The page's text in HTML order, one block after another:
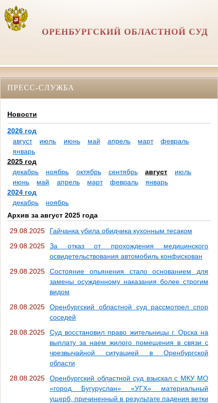
ОРЕНБУРГСКИЙ ОБЛАСТНОЙ СУД
ПРЕСС-СЛУЖБА
Новости
2026 год
август
июль июнь май апрель март
февраль
январь
2025 год
декабрь
ноябрь октябрь сентябрь август
июль
июнь
май апрель март февраль
январь
2024 год
декабрь
ноябрь
Архив за август 2025 года
29.08.2025
Гайчанка убила обидчика кухонным тесаком
29.08.2025
За отказ от прохождения медицинского
освидетельствования автомобиль конфискован
29.08.2025
Состояние опьянения стало основанием для
замены осужденному наказания более строгим
видом
28.08.2025
Оренбургский областной суд рассмотрел спор
соседей
28.08.2025
Суд восстановил право жительницы г. Орска на
выплату за наем жилого помещения в связи с
чрезвычайной ситуацией в Оренбургской
области
28.08.2025
Оренбургский областной суд взыскал с МКУ МО
«город Бугуруслан» «УГХ» материальный
ущерб, причиненный в результате падения ветки